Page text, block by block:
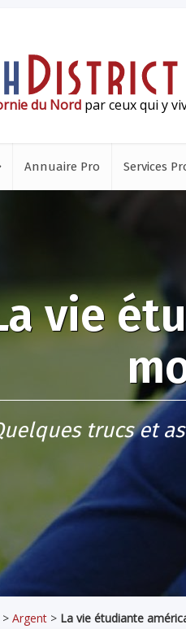
du Nord par ceux qui y
Annuaire Pro Services
vie
trucs et
> Argent > La vie étudiante